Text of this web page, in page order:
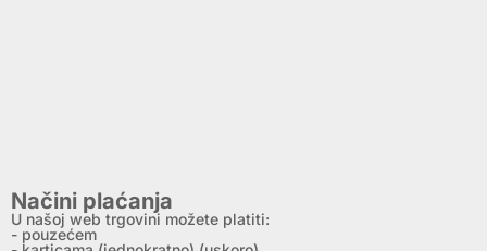
Načini plaćanja
U našoj web trgovini možete platiti:
- pouzećem